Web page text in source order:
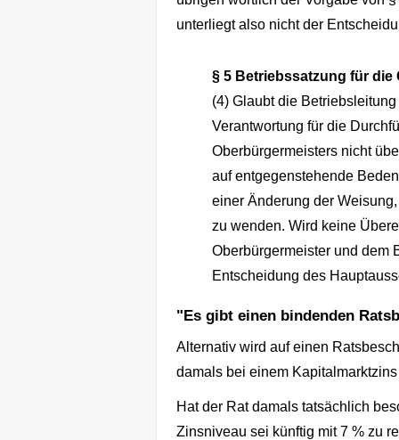
unterliegt also nicht der
§ 5 Betriebssatzung für die
(4) Glaubt die
Verantwortung für die
Oberbürgermeisters nicht
auf entgegenstehende
einer Änderung der
zu wenden. Wird keine
Oberbürgermeister und dem
Entscheidung des
"Es gibt einen bindenden
Alternativ wird auf einen
damals bei einem
Hat der Rat damals tatsächlich
Zinsniveau sei künftig mit 7 % zu